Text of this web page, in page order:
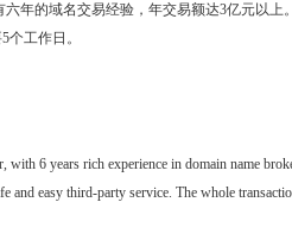
年的域名交易经验，年交易额达3亿元以上
工作日。
6 years rich experience in domain name
easy third-party service. The whole